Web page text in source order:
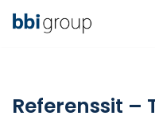
Referenssit –